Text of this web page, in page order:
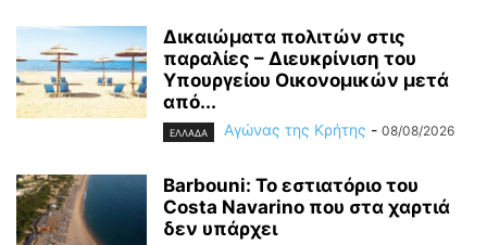
Δικαιώματα πολιτών στις
παραλίες – Διευκρίνιση του
Υπουργείου Οικονομικών μετά
από...
ΕΛΛΑΔΑ Αγώνας της Κρήτης - 08/08/2026
Barbouni: Το εστιατόριο του
Costa Navarino που στα χαρτιά
δεν υπάρχει